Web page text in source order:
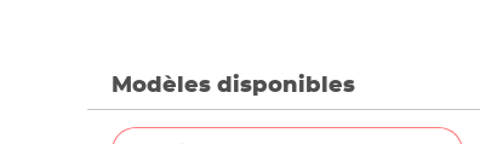
Modèles disponibles